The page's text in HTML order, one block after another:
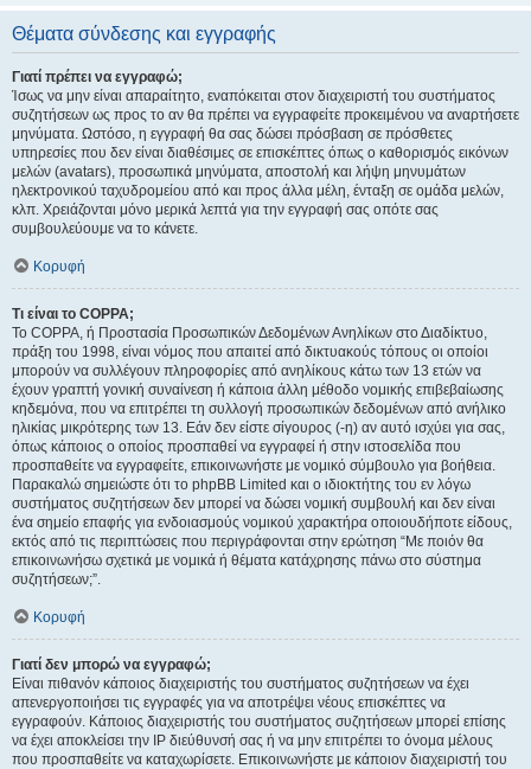
Θέματα σύνδεσης και εγγραφής
Γιατί πρέπει να εγγραφώ;
Ίσως να μην είναι απαραίτητο, εναπόκειται στον διαχειριστή του συστήματος
συζητήσεων ως προς το αν θα πρέπει να εγγραφείτε προκειμένου να αναρτήσετε
μηνύματα. Ωστόσο, η εγγραφή θα σας δώσει πρόσβαση σε πρόσθετες
υπηρεσίες που δεν είναι διαθέσιμες σε επισκέπτες όπως ο καθορισμός εικόνων
μελών (avatars), προσωπικά μηνύματα, αποστολή και λήψη μηνυμάτων
ηλεκτρονικού ταχυδρομείου από και προς άλλα μέλη, ένταξη σε ομάδα μελών,
κλπ. Χρειάζονται μόνο μερικά λεπτά για την εγγραφή σας οπότε σας
συμβουλεύουμε να το κάνετε.
Κορυφή
Τι είναι το COPPA;
Το COPPA, ή Προστασία Προσωπικών Δεδομένων Ανηλίκων στο Διαδίκτυο,
πράξη του 1998, είναι νόμος που απαιτεί από δικτυακούς τόπους οι οποίοι
μπορούν να συλλέγουν πληροφορίες από ανηλίκους κάτω των 13 ετών να
έχουν γραπτή γονική συναίνεση ή κάποια άλλη μέθοδο νομικής επιβεβαίωσης
κηδεμόνα, που να επιτρέπει τη συλλογή προσωπικών δεδομένων από ανήλικο
ηλικίας μικρότερης των 13. Εάν δεν είστε σίγουρος (-η) αν αυτό ισχύει για σας,
όπως κάποιος ο οποίος προσπαθεί να εγγραφεί ή στην ιστοσελίδα που
προσπαθείτε να εγγραφείτε, επικοινωνήστε με νομικό σύμβουλο για βοήθεια.
Παρακαλώ σημειώστε ότι το phpBB Limited και ο ιδιοκτήτης του εν λόγω
συστήματος συζητήσεων δεν μπορεί να δώσει νομική συμβουλή και δεν είναι
ένα σημείο επαφής για ενδοιασμούς νομικού χαρακτήρα οποιουδήποτε είδους,
εκτός από τις περιπτώσεις που περιγράφονται στην ερώτηση “Με ποιόν θα
επικοινωνήσω σχετικά με νομικά ή θέματα κατάχρησης πάνω στο σύστημα
συζητήσεων;”.
Κορυφή
Γιατί δεν μπορώ να εγγραφώ;
Είναι πιθανόν κάποιος διαχειριστής του συστήματος συζητήσεων να έχει
απενεργοποιήσει τις εγγραφές για να αποτρέψει νέους επισκέπτες να
εγγραφούν. Κάποιος διαχειριστής του συστήματος συζητήσεων μπορεί επίσης
να έχει αποκλείσει την IP διεύθυνσή σας ή να μην επιτρέπει το όνομα μέλους
που προσπαθείτε να καταχωρίσετε. Επικοινωνήστε με κάποιον διαχειριστή του